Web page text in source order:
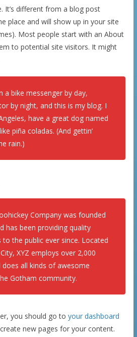
It’s different from a blog post
place and will show up in your site
Most people start with an About
to potential site visitors. It might
a bike messenger by day,
by night, and this is my blog. I
have a great dog named
piña coladas. (And gettin’
rain.)
Company was founded
has been providing quality
to the public ever since. Located
XYZ employs over 2,000
does all kinds of awesome
Gotham community.
you should go to your dashboard
new pages for your content.